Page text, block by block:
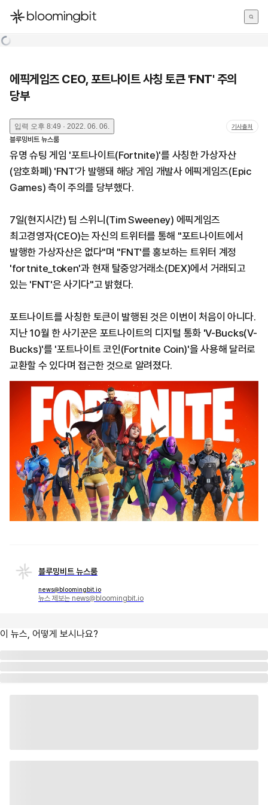
한국어
에픽게임즈 CEO, 포트나이트 사칭 토큰 'FNT' 주의
당부
입력 오후 8:49 · 2022. 06. 06. 기사출처
블루밍비트 뉴스룸
유명 슈팅 게임 '포트나이트(Fortnite)'를 사칭한 가상자산
(암호화폐) 'FNT'가 발행돼 해당 게임 개발사 에픽게임즈(Epic
Games) 측이 주의를 당부했다.
7일(현지시간) 팀 스위니(Tim Sweeney) 에픽게임즈
최고경영자(CEO)는 자신의 트위터를 통해 "포트나이트에서
발행한 가상자산은 없다"며 "FNT'를 홍보하는 트위터 계정
'fortnite_token'과 현재 탈중앙거래소(DEX)에서 거래되고
있는 'FNT'은 사기다"고 밝혔다.
포트나이트를 사칭한 토큰이 발행된 것은 이번이 처음이 아니다.
지난 10월 한 사기꾼은 포트나이트의 디지털 통화 'V-Bucks(V-
Bucks)'를 '포트나이트 코인(Fortnite Coin)'을 사용해 달러로
교환할 수 있다며 접근한 것으로 알려졌다.
블루밍비트 뉴스룸
news@bloomingbit.io
뉴스 제보는 news@bloomingbit.io
이 뉴스, 어떻게 보시나요?